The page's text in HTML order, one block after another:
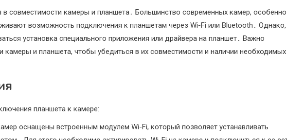
совместимости камеры и планшета․ Большинство современных камер, особенно
возможность подключения к планшетам через Wi-Fi или Bluetooth․ Однако,
установка специального приложения или драйвера на планшет․ Важно
камеры и планшета, чтобы убедиться в их совместимости и наличии необходимых
планшета к камере:
оснащены встроенным модулем Wi-Fi, который позволяет устанавливать